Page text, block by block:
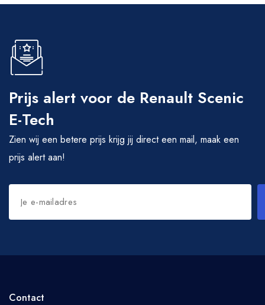
Prijs alert voor de Renault Scenic
E-Tech
Zien wij een betere prijs krijg jij direct een mail, maak een
prijs alert aan!
Contact